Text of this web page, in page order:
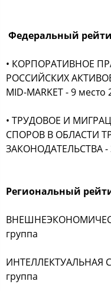
Федеральный
• КОРПОРАТИВНОЕ
РОССИЙСКИХ
MID-MARKET - 9 место
• ТРУДОВОЕ И
СПОРОВ В ОБЛАСТИ
ЗАКОНОДАТЕЛЬСТВА -
Региональный
группа
ИНТЕЛЛЕКТУАЛЬНАЯ
группа